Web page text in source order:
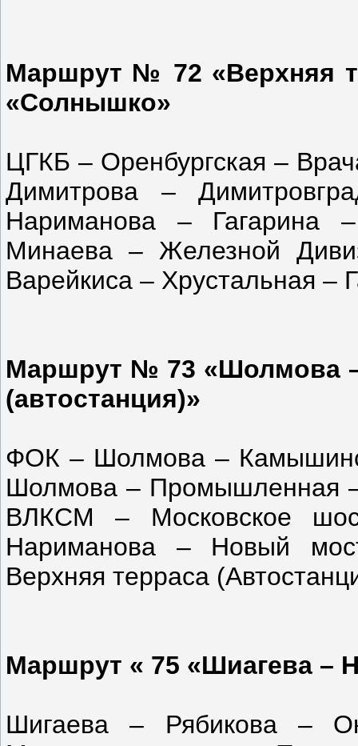
Маршрут № 72 «Верхняя
«Солнышко»
ЦГКБ – Оренбургская –
Димитрова –
Нариманова – Гагарина
Минаева – Железной
Варейкиса – Хрустальная –
Маршрут № 73 «Шолмова
(автостанция)»
ФОК – Шолмова –
Шолмова – Промышленная –
ВЛКСМ – Московское
Нариманова – Новый
Верхняя терраса
Маршрут « 75 «Шиагева –
Шигаева – Рябикова –